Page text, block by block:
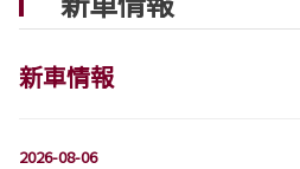
新車情報
2026-08-06